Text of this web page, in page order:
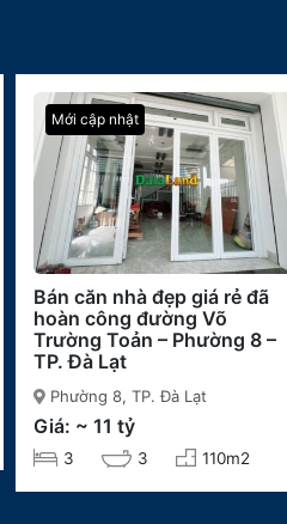
Mới cập nhật
Bán căn nhà đẹp giá rẻ đã
hoàn công đường Võ
Trường Toản – Phường 8 –
TP. Đà Lạt
Phường 8, TP. Đà Lạt
Giá: ~ 11 tỷ
3 3 110m2